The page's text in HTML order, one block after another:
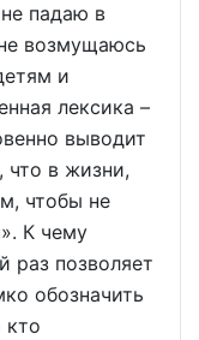
падаю в
возмущаюсь
и
лексика –
выводит
что в жизни,
чтобы не
К чему
раз позволяет
обозначить
кто